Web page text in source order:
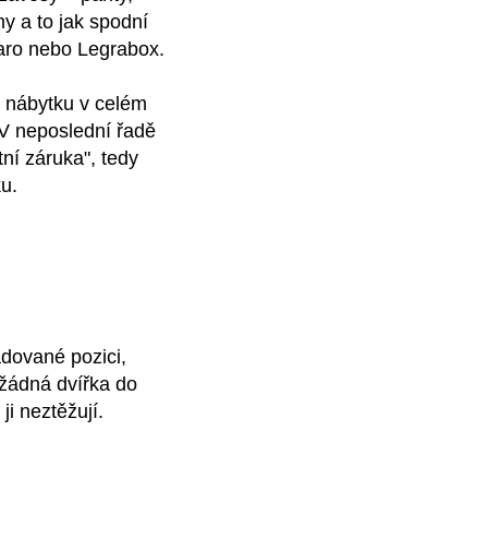
a to jak spodní
nebo Legrabox.
v celém
neposlední řadě
záruka", tedy
pozici,
dvířka do
neztěžují.